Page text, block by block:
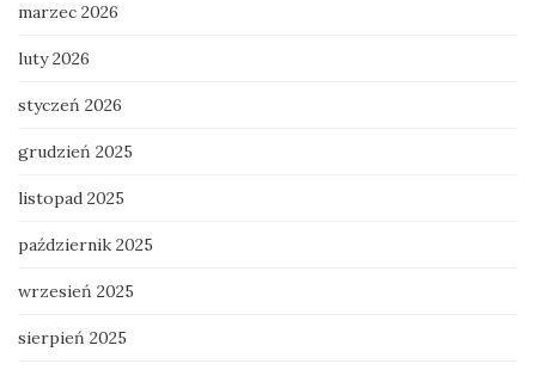
marzec 2026
luty 2026
styczeń 2026
grudzień 2025
listopad 2025
październik 2025
wrzesień 2025
sierpień 2025